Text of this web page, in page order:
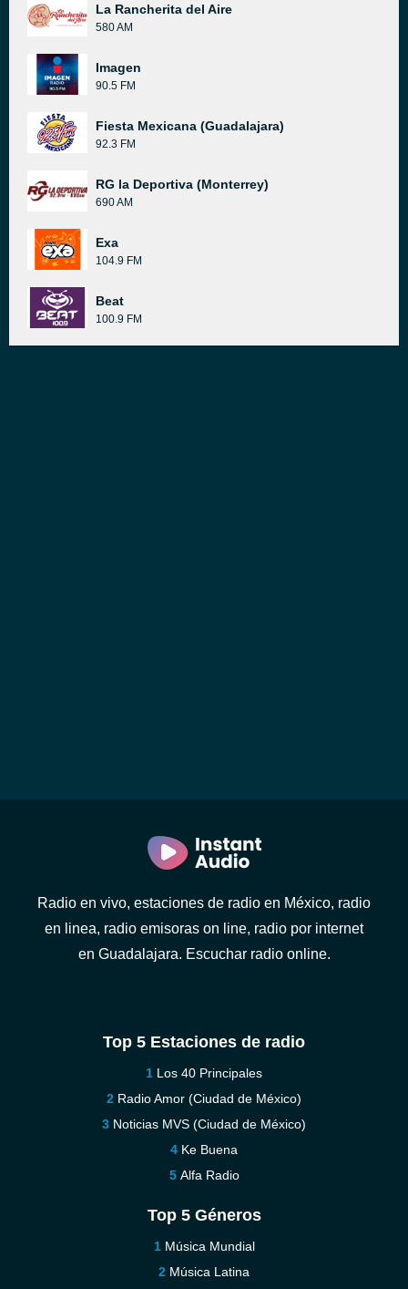
La Rancherita del Aire
580 AM
Imagen
90.5 FM
Fiesta Mexicana (Guadalajara)
92.3 FM
RG la Deportiva (Monterrey)
690 AM
Exa
104.9 FM
Beat
100.9 FM
Radio en vivo, estaciones de radio en México, radio
en linea, radio emisoras on line, radio por internet
en Guadalajara. Escuchar radio online.
Top 5 Estaciones de radio
Los 40 Principales
Radio Amor (Ciudad de México)
Noticias MVS (Ciudad de México)
Ke Buena
Alfa Radio
Top 5 Géneros
Música Mundial
Música Latina